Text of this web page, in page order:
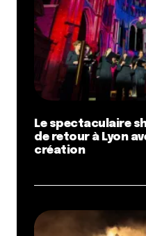
Le spectaculaire
de retour à Lyon
création